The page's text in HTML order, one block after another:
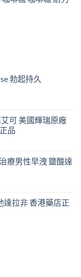
勃起持久
可 美國輝瑞原廠
品
療男性早洩 鹽酸達
達拉非 香港藥店正